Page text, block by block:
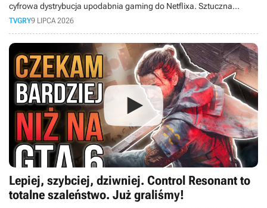
cyfrowa dystrybucja upodabnia gaming do Netflixa. Sztuczna
inteligencja wkracza do produkcji gier, ceny sprzętu rosną tak
młodsze pokolenie woli oglądać gameplaye na YouTube, niż grać
samemu. Czy w obliczu masowych zwolnień rynek gier czeka
kryzys? Sprawdź, co czeka graczy.
TVGRY9 LIPCA 2026
Lepiej, szybciej, dziwniej. Control Resonant to
totalne szaleństwo. Już graliśmy!